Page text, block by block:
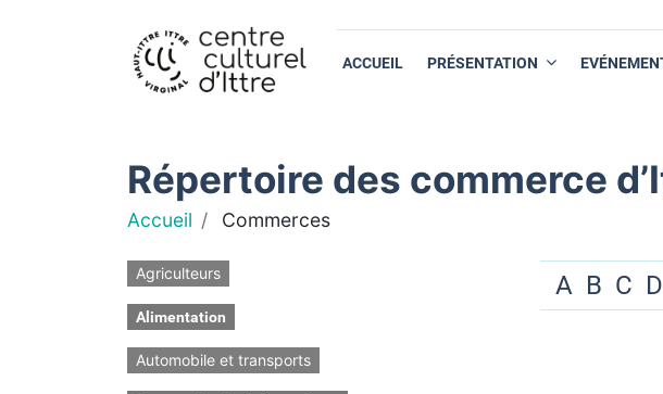
ACCUEIL PRÉSENTATION
Répertoire des commerce
Accueil Commerces
Agriculteurs
Alimentation
Automobile et transports
A B C D